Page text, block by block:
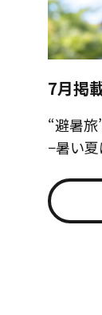
7月掲
“避暑
−暑い